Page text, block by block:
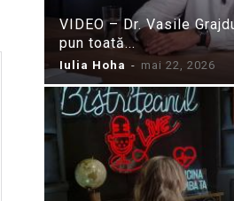
VIDEO – Dr. Vasile
pun toată...
Iulia Hoha - mai 22, 2026